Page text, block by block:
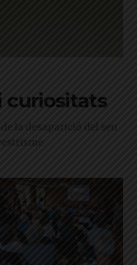
curiositats
la desaparició del seu